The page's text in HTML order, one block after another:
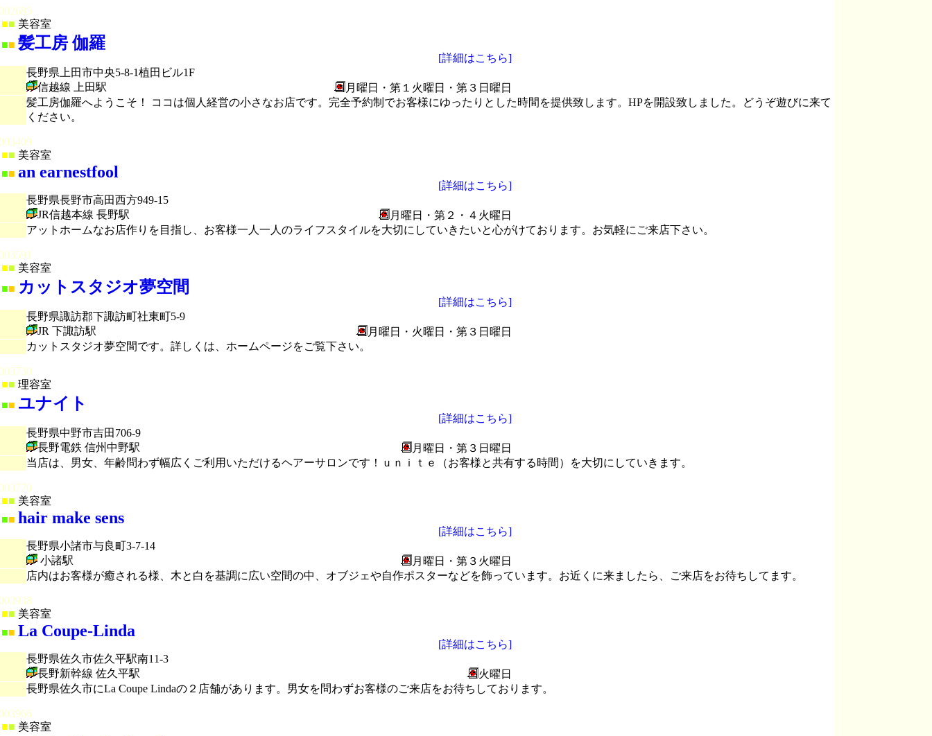
■ 美容室
■■ 髪工房 伽羅
[詳細はこちら]
長野県上田市中央5-8-1植田ビル1F
信越線 上田駅
月曜日・第１火曜日・第３日曜日
髪工房伽羅へようこそ！ ココは個人経営の小さなお店です。完全予約制でお客様にゆったりとした時間を提供致します。HPを開設致しました。どうぞ遊びに来て
ください。
■ 美容室
■■ an earnestfool
[詳細はこちら]
長野県長野市高田西方949-15
JR信越本線 長野駅
月曜日・第２・４火曜日
アットホームなお店作りを目指し、お客様一人一人のライフスタイルを大切にしていきたいと心がけております。お気軽にご来店下さい。
■ 美容室
■■ カットスタジオ夢空間
[詳細はこちら]
長野県諏訪郡下諏訪町社東町5-9
JR 下諏訪駅
月曜日・火曜日・第３日曜日
カットスタジオ夢空間です。詳しくは、ホームページをご覧下さい。
■ 理容室
■■ ユナイト
[詳細はこちら]
長野県中野市吉田706-9
長野電鉄 信州中野駅
月曜日・第３日曜日
当店は、男女、年齢問わず幅広くご利用いただけるヘアーサロンです！ｕｎｉｔｅ（お客様と共有する時間）を大切にしていきます。
■ 美容室
■■ hair make sens
[詳細はこちら]
長野県小諸市与良町3-7-14
小諸駅
月曜日・第３火曜日
店内はお客様が癒される様、木と白を基調に広い空間の中、オブジェや自作ポスターなどを飾っています。お近くに来ましたら、ご来店をお待ちしてます。
■ 美容室
■■ La Coupe-Linda
[詳細はこちら]
長野県佐久市佐久平駅南11-3
長野新幹線 佐久平駅
火曜日
長野県佐久市にLa Coupe Lindaの２店舗があります。男女を問わずお客様のご来店をお待ちしております。
■ 美容室